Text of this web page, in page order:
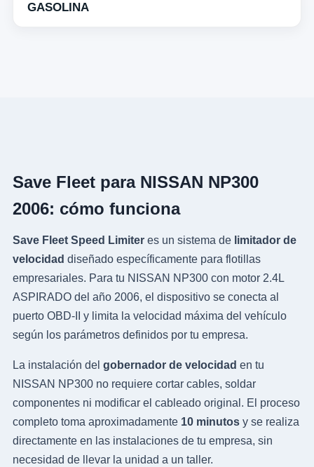
GASOLINA
Save Fleet para NISSAN NP300
2006: cómo funciona
Save Fleet Speed Limiteres un sistema de limitador de
velocidad diseñado específicamente para flotillas
empresariales. Para tu NISSAN NP300 con motor 2.4L
ASPIRADO del año 2006, el dispositivo se conecta al
puerto OBD-II y limita la velocidad máxima del vehículo
según los parámetros definidos por tu empresa.
La instalación del gobernador de velocidad en tu
NISSAN NP300 no requiere cortar cables, soldar
componentes ni modificar el cableado original. El proceso
completo toma aproximadamente 10 minutosy se realiza
directamente en las instalaciones de tu empresa, sin
necesidad de llevar la unidad a un taller.